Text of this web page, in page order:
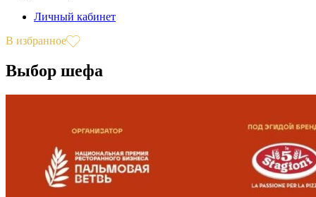
Личный кабинет
В избранное
Выбор шефа